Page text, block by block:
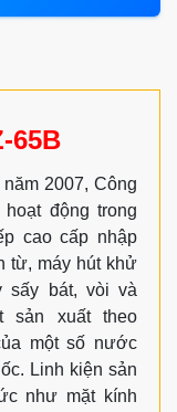
65B
2007, Công
động trong
cao cấp nhập
từ, máy hút khử
sấy bát, vòi và
sản xuất theo
một số nước
Linh kiện sản
như mặt kính